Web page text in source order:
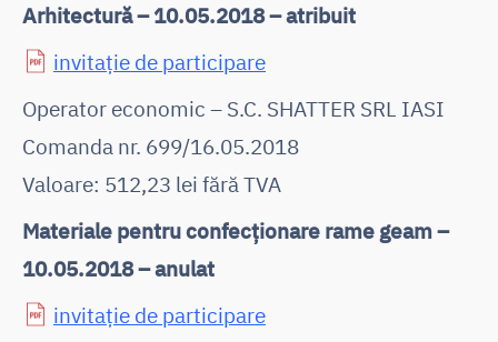
Arhitectură – 10.05.2018 – atribuit
invitație de participare
Operator economic – S.C. SHATTER SRL IASI
Comanda nr. 699/16.05.2018
Valoare: 512,23 lei fără TVA
Materiale pentru confecționare rame geam –
10.05.2018 – anulat
invitație de participare